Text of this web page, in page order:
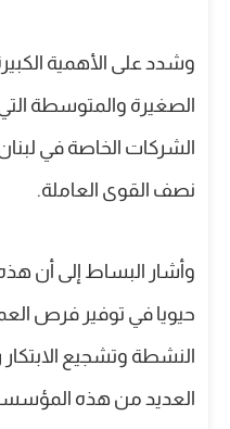
وشدد على الأهمية
الشركات الخاصة في
نصف القوى العاملة.
وأشار البساط إلى أن
حيويا في توفير فرص
النشطة وتشجيع
العديد من هذه